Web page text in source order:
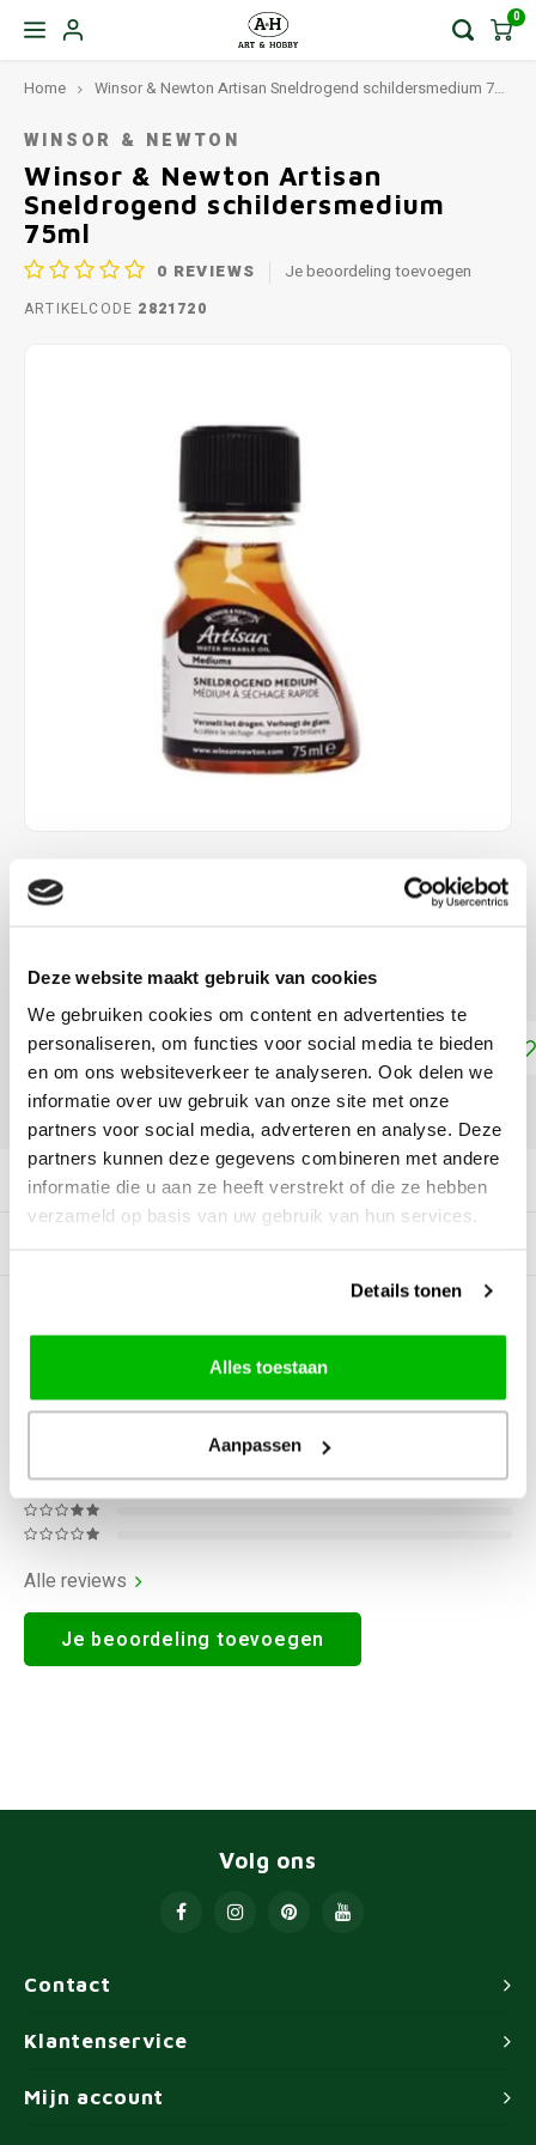
Deze website maakt gebruik van cookies
We gebruiken cookies om content en advertenties te
personaliseren, om functies voor social media te bieden
en om ons websiteverkeer te analyseren. Ook delen we
informatie over uw gebruik van onze site met onze
partners voor social media, adverteren en analyse. Deze
partners kunnen deze gegevens combineren met andere
informatie die u aan ze heeft verstrekt of die ze hebben
verzameld op basis van uw gebruik van hun services.
Details tonen
Alles toestaan
Aanpassen
0
Home Winsor & Newton Artisan Sneldrogend schildersmedium 75ml
WINSOR & NEWTON
Winsor & Newton Artisan
Sneldrogend schildersmedium
75ml
0 REVIEWS Je beoordeling toevoegen
ARTIKELCODE 2821720
€12,99
Voor olieverfLees meer
Toevoegen aan winkelwagen
DELEN:
Productomschrijving
Alle reviews
Je beoordeling toevoegen
Contact
Volg ons
Klantenservice
Mijn account